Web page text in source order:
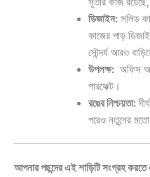
ডিজাইন:সলিড
কাজের পাড়
সৌন্দর্য আরও
উপলক্ষ:অফিস
পারফেক্ট।
রঙের নিশ্চয়তা:
পরেও নতুনের মতো
আপনার পছন্দের এই শাড়িটি সংগ্রহ